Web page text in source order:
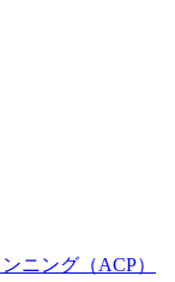
ニング（ACP）